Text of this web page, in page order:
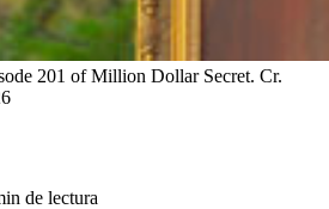
201 of Million Dollar Secret. Cr.
de lectura